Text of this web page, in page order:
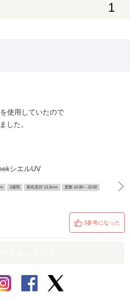
1
使用していたので
した。
シエルUV
2週間 着色直径 13.3mm 度数 ±0.00~ -10.00
3参考になった